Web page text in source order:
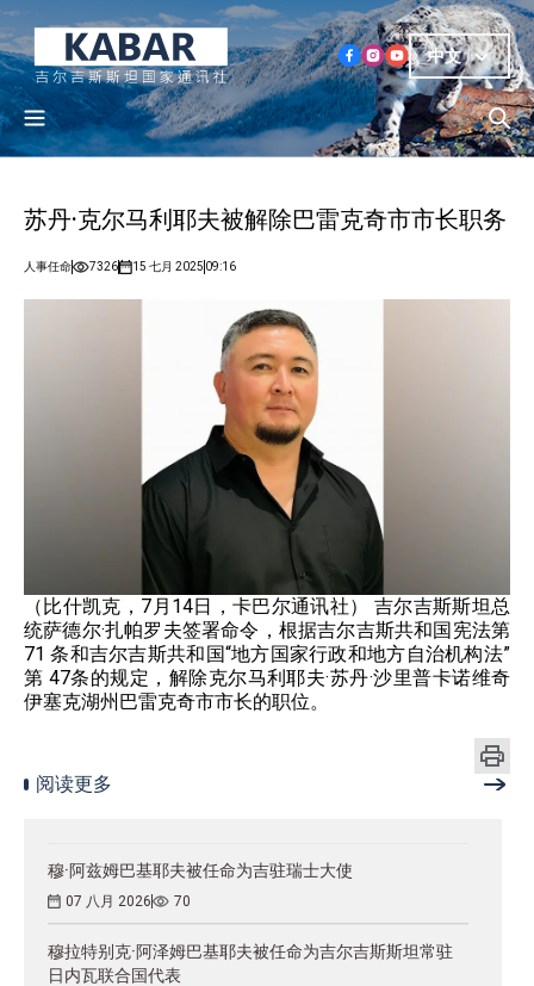
中文
苏丹·克尔马利耶夫被解除巴雷克奇市市长职务
人事任命 7326 15 七月 2025 09:16
（比什凯克，7月14日，卡巴尔通讯社） 吉尔吉斯斯坦总
统萨德尔·扎帕罗夫签署命令，根据吉尔吉斯共和国宪法第
71 条和吉尔吉斯共和国“地方国家行政和地方自治机构法”
第 47条的规定，解除克尔马利耶夫·苏丹·沙里普卡诺维奇
伊塞克湖州巴雷克奇市市长的职位。
阅读更多
穆·阿兹姆巴基耶夫被任命为吉驻瑞士大使
07 八月 2026 70
穆拉特别克·阿泽姆巴基耶夫被任命为吉尔吉斯斯坦常驻
日内瓦联合国代表